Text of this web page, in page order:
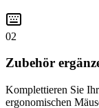
02
Zubehör
Komplettieren Sie
ergonomischen